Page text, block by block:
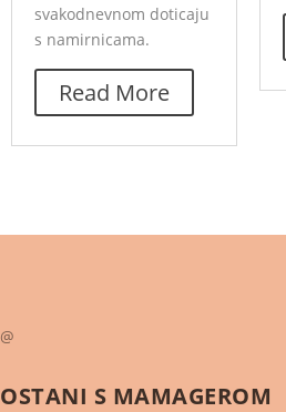
svakodnevnom doticaju
s namirnicama.
Read More
@
OSTANI S MAMAGEROM